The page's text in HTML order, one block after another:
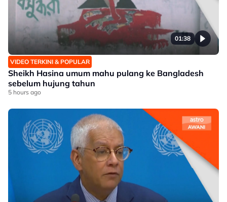
01:38
VIDEO TERKINI & POPULAR
Sheikh Hasina umum mahu pulang ke Bangladesh
sebelum hujung tahun
5 hours ago